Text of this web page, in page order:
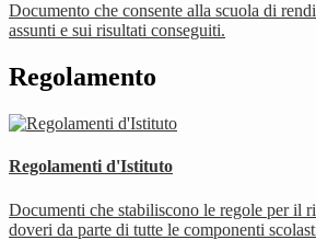
Documento che consente alla scuola di
assunti e sui risultati conseguiti.
Regolamento
Regolamenti d'Istituto
Documenti che stabiliscono le regole per il
doveri da parte di tutte le componenti